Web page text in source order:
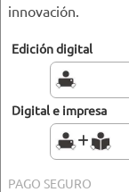
innovación.
Edición digital
Digital e impresa
PAGO SEGURO